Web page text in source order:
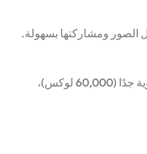
الصور ومشاركتها بسهولة.
الجمع بين شاشة HD كبيرة، وإضاءة قوية جدًا (60,000 لوكس)،